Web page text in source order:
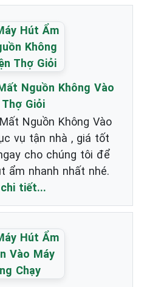
Nguồn Không Vào
Giỏi
Nguồn Không Vào
vụ tận nhà , giá tốt
cho chúng tôi để
ẩm nhanh nhất nhé.
tiết...